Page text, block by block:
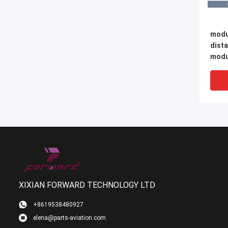
XIXIAN FORWARD TECHNOLOGY LTD
+8619538480927
elena@parts-aviation.com